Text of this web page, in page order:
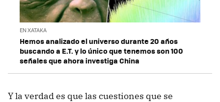
EN XATAKA
Hemos analizado el universo durante 20 años
buscando a E.T. y lo único que tenemos son 100
señales que ahora investiga China
Y la verdad es que las cuestiones que se